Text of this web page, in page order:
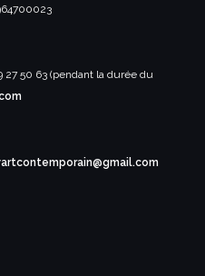
27 50 63 (pendant la durée du